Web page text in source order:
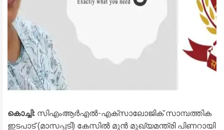
കൊച്ചി: സിഎംആർഎൽ-എക്സാലോജിക് സാമ്പത്തിക
ഇടപാട് (മാസപ്പടി) കേസിൽ മുൻ മുഖ്യമന്ത്രി പിണറായി